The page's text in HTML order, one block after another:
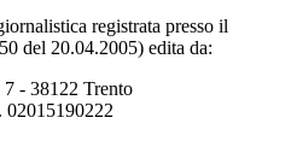
registrata presso il
del 20.04.2005) edita da:
- 38122 Trento
02015190222